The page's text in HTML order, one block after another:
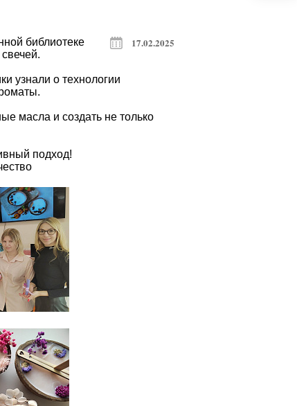
17.02.2025
библиотеке
узнали о технологии
масла и создать не только
подход!